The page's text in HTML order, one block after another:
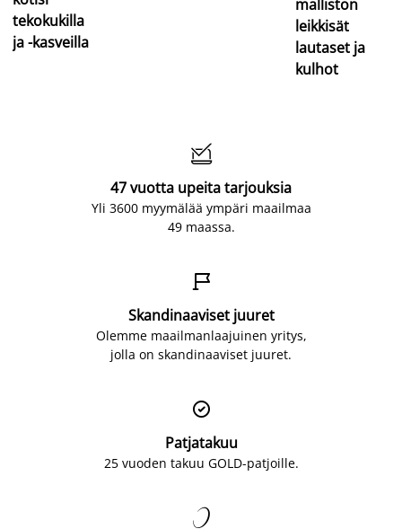
tekokukilla
ja -kasveilla
malliston
leikkisät
lautaset ja
kulhot

47 vuotta upeita tarjouksia
Yli 3600 myymälää ympäri maailmaa
49 maassa.

Skandinaaviset juuret
Olemme maailmanlaajuinen yritys,
jolla on skandinaaviset juuret.

Patjatakuu
25 vuoden takuu GOLD-patjoille.
